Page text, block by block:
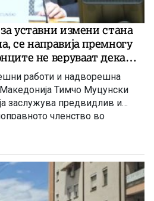
уставни измени стана
се направија премногу
не веруваат дека
нови барања!
работи и надворешна
Тимчо Муцунски
заслужува предвидлив и
членство во
дека граѓаните се уморни
за денешното утринско издание
аналитички портал за
Притоа Муцунски
уставни измени станала